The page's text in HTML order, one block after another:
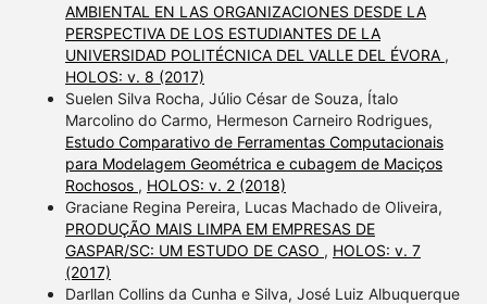
AMBIENTAL EN LAS ORGANIZACIONES DESDE LA
PERSPECTIVA DE LOS ESTUDIANTES DE LA
UNIVERSIDAD POLITÉCNICA DEL VALLE DEL ÉVORA ,
HOLOS: v. 8 (2017)
Suelen Silva Rocha, Júlio César de Souza, Ítalo
Marcolino do Carmo, Hermeson Carneiro Rodrigues,
Estudo Comparativo de Ferramentas Computacionais
para Modelagem Geométrica e cubagem de Maciços
Rochosos , HOLOS: v. 2 (2018)
Graciane Regina Pereira, Lucas Machado de Oliveira,
PRODUÇÃO MAIS LIMPA EM EMPRESAS DE
GASPAR/SC: UM ESTUDO DE CASO , HOLOS: v. 7
(2017)
Darllan Collins da Cunha e Silva, José Luiz Albuquerque